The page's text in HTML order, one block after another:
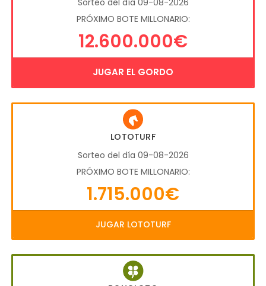
Sorteo del día 09-08-2026
PRÓXIMO BOTE MILLONARIO:
12.600.000€
JUGAR EL GORDO
LOTOTURF
Sorteo del día 09-08-2026
PRÓXIMO BOTE MILLONARIO:
1.715.000€
JUGAR LOTOTURF